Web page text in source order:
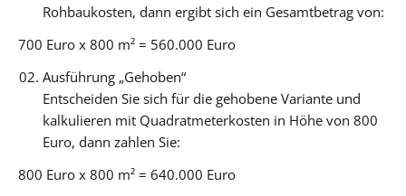
Rohbaukosten, dann ergibt sich ein Gesamtbetrag von:
700 Euro x 800 m² = 560.000 Euro
Ausführung „Gehoben“
Entscheiden Sie sich für die gehobene Variante und
kalkulieren mit Quadratmeterkosten in Höhe von 800
Euro, dann zahlen Sie:
800 Euro x 800 m² = 640.000 Euro